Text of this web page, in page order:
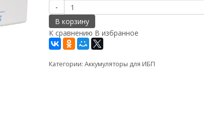
-
В корзину
К сравнению В избранное
Категории:Аккумуляторы для ИБП